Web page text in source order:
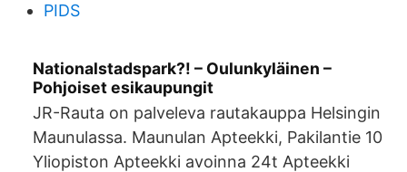
PIDS
Nationalstadspark?! – Oulunkyläinen –
Pohjoiset esikaupungit
JR-Rauta on palveleva rautakauppa Helsingin
Maunulassa. Maunulan Apteekki, Pakilantie 10
Yliopiston Apteekki avoinna 24t Apteekki